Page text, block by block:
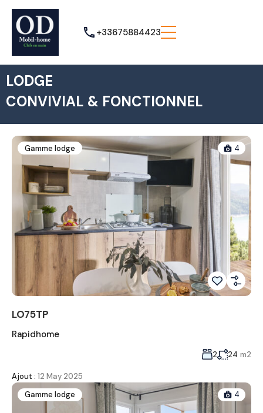
+33675884423
LODGE
CONVIVIAL & FONCTIONNEL
Gamme lodge 4
LO75TP
Rapidhome
2 24 m2
Ajout : 12 May 2025
Gamme lodge
4